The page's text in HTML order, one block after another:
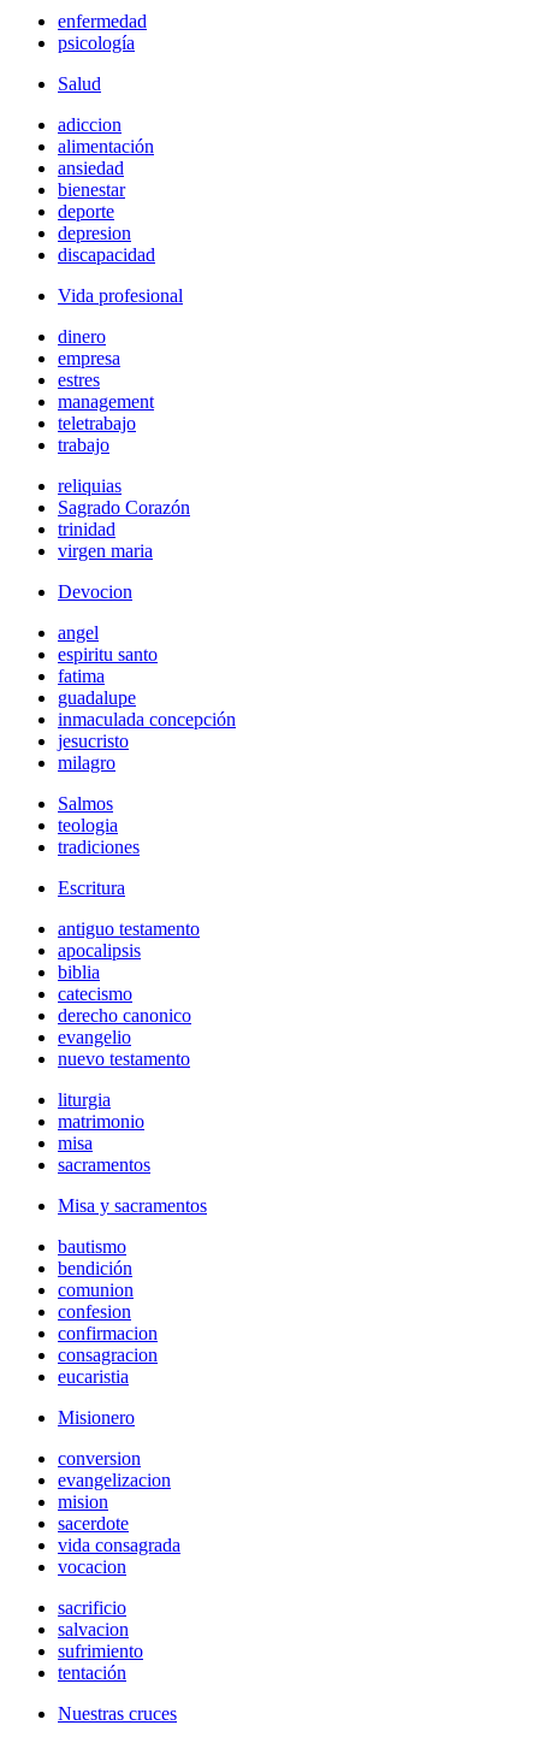
enfermedad
psicología
Salud
adiccion
alimentación
ansiedad
bienestar
deporte
depresion
discapacidad
Vida profesional
dinero
empresa
estres
management
teletrabajo
trabajo
reliquias
Sagrado Corazón
trinidad
virgen maria
Devocion
angel
espiritu santo
fatima
guadalupe
inmaculada concepción
jesucristo
milagro
Salmos
teologia
tradiciones
Escritura
antiguo testamento
apocalipsis
biblia
catecismo
derecho canonico
evangelio
nuevo testamento
liturgia
matrimonio
misa
sacramentos
Misa y sacramentos
bautismo
bendición
comunion
confesion
confirmacion
consagracion
eucaristia
Misionero
conversion
evangelizacion
mision
sacerdote
vida consagrada
vocacion
sacrificio
salvacion
sufrimiento
tentación
Nuestras cruces